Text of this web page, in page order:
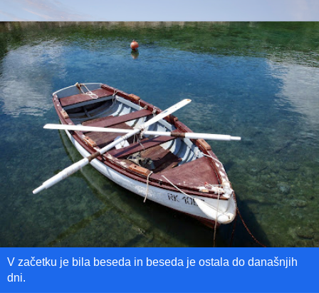
V začetku je bila beseda in beseda je ostala do današnjih
dni.